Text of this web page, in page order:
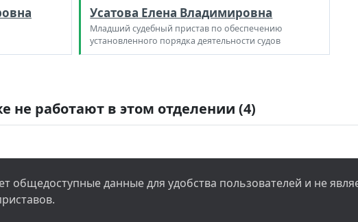
Усатова Елена Владимировна
Младший судебный пристав по обеспечению
установленного порядка деятельности судов
не работают в этом отделении (4)
общедоступные данные для удобства пользователей и не